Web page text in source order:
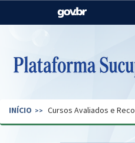
Casa Civil
Pecuária e
Secretaria de Governo
INÍCIO Cursos Avaliados e